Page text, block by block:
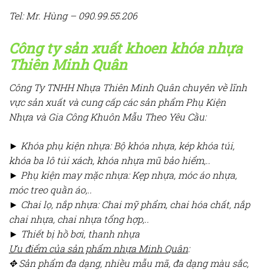
Tel: Mr. Hùng – 090.99.55.206
Công ty sản xuất khoen khóa nhựa
Thiên Minh Quân
Công Ty TNHH Nhựa Thiên Minh Quân chuyên về lĩnh
vực sản xuất và cung cấp các sản phẩm Phụ Kiện
Nhựa và Gia Công Khuôn Mẫu Theo Yêu Cầu:
► Khóa phụ kiện nhựa: Bộ khóa nhựa, kép khóa túi,
khóa ba lô túi xách, khóa nhựa mũ bảo hiểm,..
► Phụ kiện may mặc nhựa: Kẹp nhựa, móc áo nhựa,
móc treo quần áo,..
► Chai lọ, nắp nhựa: Chai mỹ phẩm, chai hóa chất, nắp
chai nhựa, chai nhựa tổng hợp,..
► Thiết bị hồ bơi, thanh nhựa
Ưu điểm của sản phẩm nhựa Minh Quân:
✥ Sản phẩm đa dạng, nhiều mẫu mã, đa dạng màu sắc,